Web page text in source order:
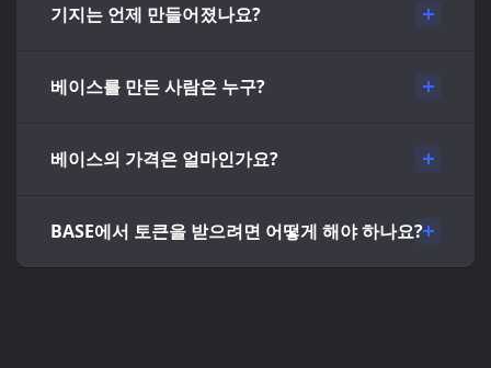
기지는 언제 만들어졌나요?
베이스를 만든 사람은 누구?
베이스의 가격은 얼마인가요?
BASE에서 토큰을 받으려면 어떻게 해야 하나요?